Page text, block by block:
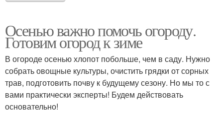
Осенью важно помочь огороду.
Готовим огород к зиме
В огороде осенью хлопот побольше, чем в саду. Нужно
собрать овощные культуры, очистить грядки от сорных
трав, подготовить почву к будущему сезону. Но мы то с
вами практически эксперты! Будем действовать
основательно!